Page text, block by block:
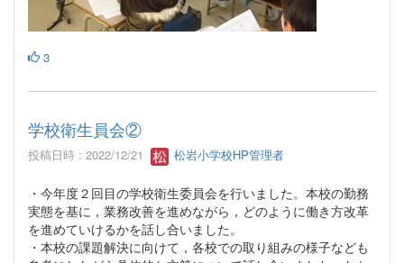
3
学校衛生員会②
投稿日時 : 2022/12/21 松岩小学校HP管理者
・今年度２回目の学校衛生委員会を行いました。本校の勤務
実態を基に，業務改善を進めながら，どのように働き方改革
を進めていけるかを話し合いました。
・本校の課題解決に向けて，各校での取り組みの様子なども